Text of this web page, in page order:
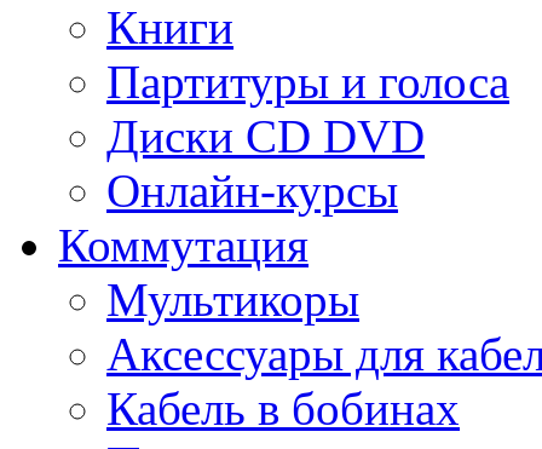
Книги
Партитуры и голоса
Диски CD DVD
Онлайн-курсы
Коммутация
Мультикоры
Аксессуары для
Кабель в бобинах